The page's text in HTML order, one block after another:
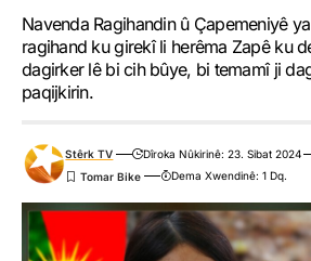
Navenda Ragihandin û Çapemeniyê ya
ragihand ku girekî li herêma Zapê ku
dagirker lê bi cih bûye, bi temamî ji
paqijkirin.
Stêrk TV
Dîroka Nûkirinê: 23. Sibat 2024
Dema Xwendinê: 1 Dq.